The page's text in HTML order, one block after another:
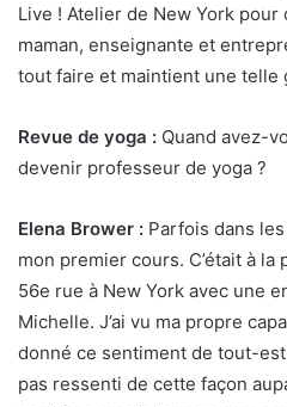
Live ! Atelier de New York
maman, enseignante et
tout faire et maintient une telle
Revue de yoga : Quand avez-
devenir professeur de yoga ?
Elena Brower : Parfois dans
mon premier cours. C’était à
56e rue à New York avec une
Michelle. J’ai vu ma propre
donné ce sentiment de tout-
pas ressenti de cette façon